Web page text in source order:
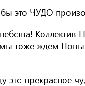
это ЧУДО
Коллектив
тоже ждем
это прекрасное